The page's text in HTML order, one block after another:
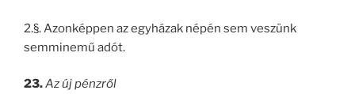
2.§. Azonképpen az egyházak népén sem veszünk
semminemű adót.
23.Az új pénzről